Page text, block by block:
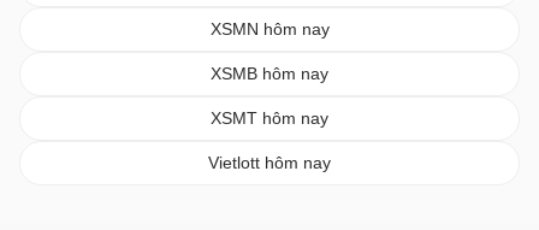
XSMN hôm nay
XSMB hôm nay
XSMT hôm nay
Vietlott hôm nay